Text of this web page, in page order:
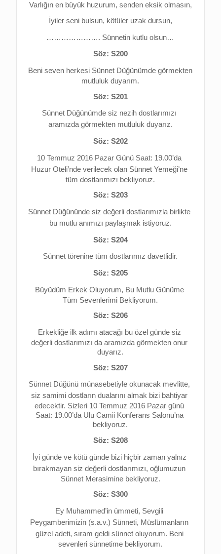
Varlığın en büyük huzurum, senden eksik olmasın,
İyiler seni bulsun, kötüler uzak dursun,
…………………. Sünnetin kutlu olsun…
Söz: S200
mutluluk duyarım.
Söz: S201
Sünnet Düğünümde siz nezih dostlarımızı
aramızda görmekten mutluluk duyarız.
Söz: S202
tüm dostlarımızı bekliyoruz.
Söz: S203
Sünnet Düğününde siz değerli dostlarımızla birlikte
bu mutlu anımızı paylaşmak istiyoruz.
Söz: S204
Sünnet törenine tüm dostlarımız davetlidir.
Söz: S205
Büyüdüm Erkek Oluyorum, Bu Mutlu Günüme
Tüm Sevenlerimi Bekliyorum.
Söz: S206
Erkekliğe ilk adımı atacağı bu özel günde siz
değerli dostlarımızı da aramızda görmekten onur
duyarız.
Söz: S207
Sünnet Düğünü münasebetiyle okunacak mevlitte,
siz samimi dostların dualarını almak bizi bahtiyar
edecektir. Sizleri 10 Temmuz 2016 Pazar günü
Saat: 19.00’da Ulu Camii Konferans Salonu’na
bekliyoruz.
Söz: S208
İyi günde ve kötü günde bizi hiçbir zaman yalnız
bırakmayan siz değerli dostlarımızı, oğlumuzun
Sünnet Merasimine bekliyoruz.
Söz: S300
Ey Muhammed’in ümmeti, Sevgili
Peygamberimizin (s.a.v.) Sünneti, Müslümanların
güzel adeti, sıram geldi sünnet oluyorum. Beni
sevenleri sünnetime bekliyorum.